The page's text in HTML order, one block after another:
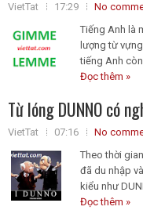
VietTat 17:29
No
Tiếng Anh là
lượng từ
tiếng Anh
Đọc thêm »
Từ lóng DUNNO có
VietTat 07:16
No
Theo thời
đã du nhập
kiểu như
Đọc thêm »